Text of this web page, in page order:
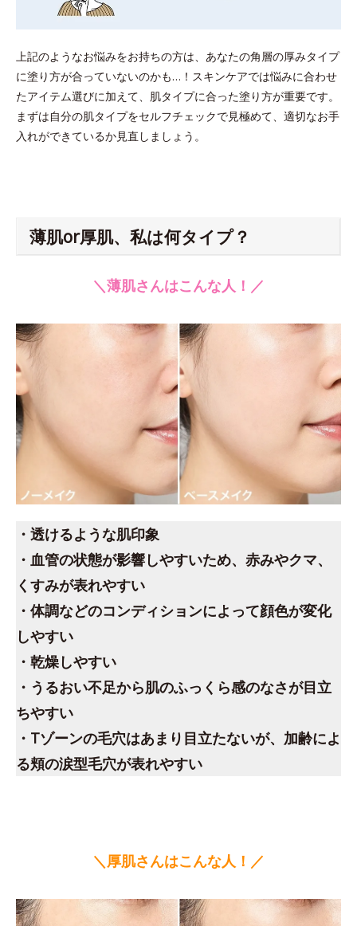
上記のようなお悩みをお持ちの方は、あなたの角層の厚みタイプ
に塗り方が合っていないのかも…！スキンケアでは悩みに合わせ
たアイテム選びに加えて、肌タイプに合った塗り方が重要です。
まずは自分の肌タイプをセルフチェックで見極めて、適切なお手
入れができているか見直しましょう。
薄肌or厚肌、私は何タイプ？
＼薄肌さんはこんな人！／
・透けるような肌印象
・血管の状態が影響しやすいため、赤みやクマ、
くすみが表れやすい
・体調などのコンディションによって顔色が変化
しやすい
・乾燥しやすい
・うるおい不足から肌のふっくら感のなさが目立
ちやすい
・Tゾーンの毛穴はあまり目立たないが、加齢によ
る頬の涙型毛穴が表れやすい
＼厚肌さんはこんな人！／